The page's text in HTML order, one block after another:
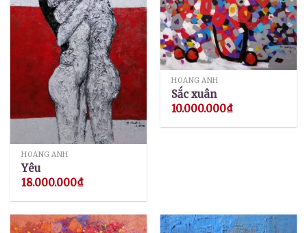
HOÀNG ANH
Yêu
18.000.000₫
HOÀNG ANH
Sắc xuân
10.000.000₫